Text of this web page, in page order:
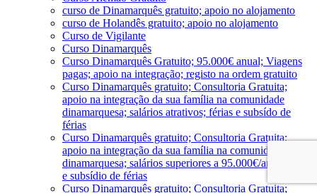
curso de Dinamarquês gratuito; apoio no alojamento
curso de Holandês gratuito; apoio no alojamento
Curso de Vigilante
Curso Dinamarquês
Curso Dinamarquês Gratuito; 95.000€ anual; Viagens
pagas; apoio na integração; registo na ordem gratuito
Curso Dinamarquês gratuito; Consultoria Gratuita;
apoio na integração da sua família na comunidade
dinamarquesa; salários atrativos; férias e subsído de
férias
Curso Dinamarquês gratuito; Consultoria Gratuita;
apoio na integração da sua família na comunidade
dinamarquesa; salários superiores a 95.000€/ano; férias
e subsídio de férias
Curso Dinamarquês gratuito; Consultoria Gratuita;